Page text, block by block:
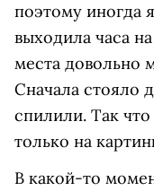
поэтому иногда
выходила часа
места довольно
Сначала стояло
спилили. Так
только на
В какой-то